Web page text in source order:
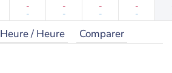
-
-
-
-
-
-
-
-
Heure / Heure Comparer